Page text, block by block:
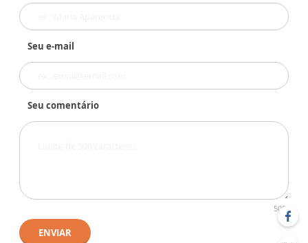
Seu e-mail
Seu comentário
500
ENVIAR